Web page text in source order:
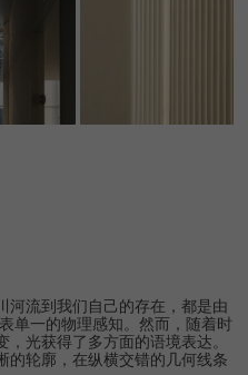
河流到我们自己的存在，都是由
单一的物理感知。然而，随着时
光获得了多方面的语境表达。
的轮廓，在纵横交错的几何线条